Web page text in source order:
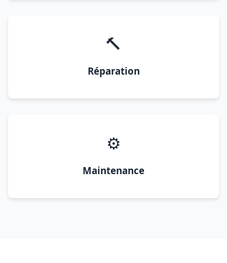
🔨
Réparation
⚙️
Maintenance